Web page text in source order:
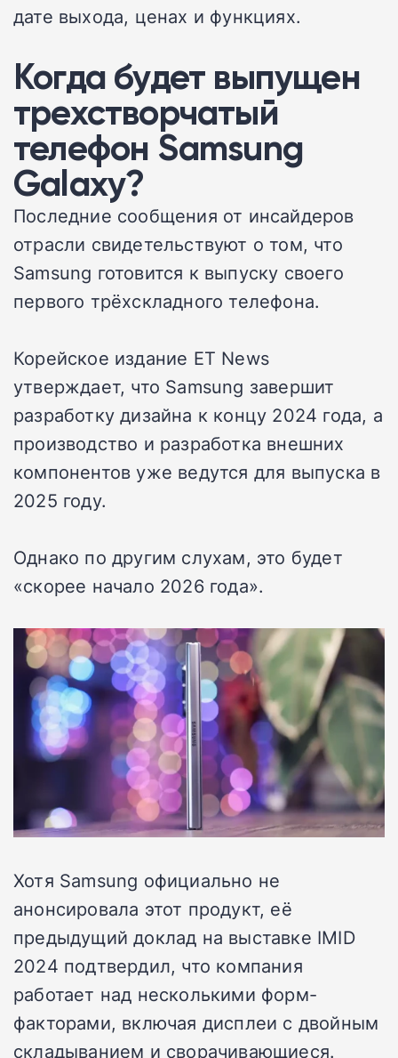
дате выхода, ценах и функциях.
Когда будет выпущен
трехстворчатый
телефон Samsung
Galaxy?
Последние сообщения от инсайдеров
отрасли свидетельствуют о том, что
Samsung готовится к выпуску своего
первого трёхскладного телефона.
Корейское издание ET News
утверждает, что Samsung завершит
разработку дизайна к концу 2024 года, а
производство и разработка внешних
компонентов уже ведутся для выпуска в
2025 году.
Однако по другим слухам, это будет
«скорее начало 2026 года».
Хотя Samsung официально не
анонсировала этот продукт, её
предыдущий доклад на выставке IMID
2024 подтвердил, что компания
работает над несколькими форм-
факторами, включая дисплеи с двойным
складыванием и сворачивающиеся.